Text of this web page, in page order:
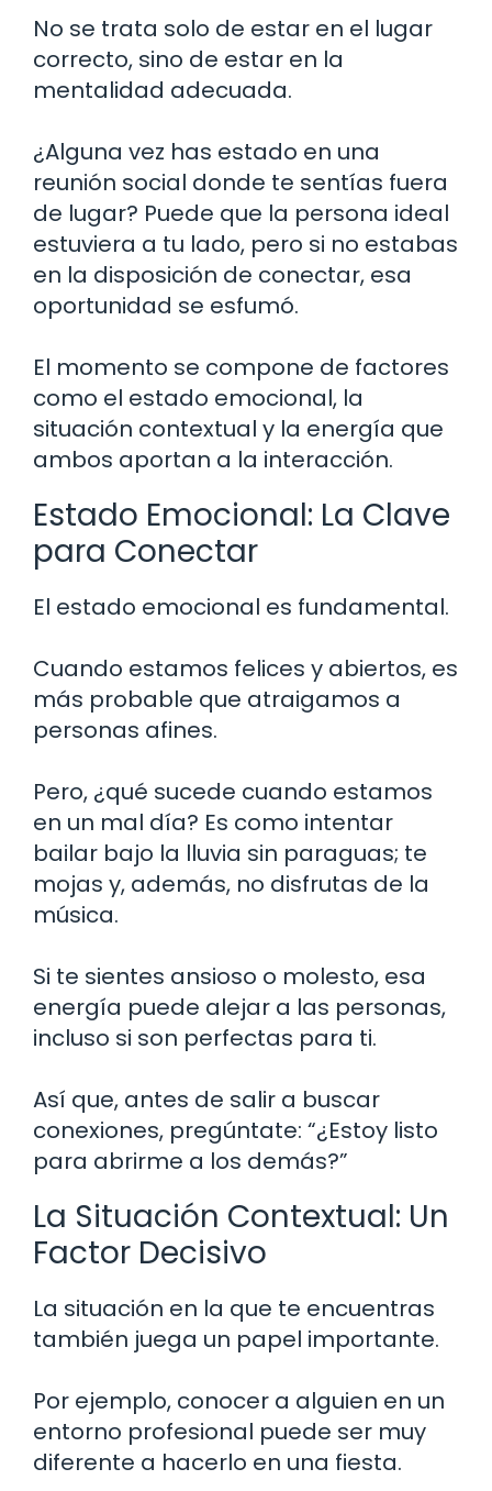
No se trata solo de estar en el lugar
correcto, sino de estar en la
mentalidad adecuada.
¿Alguna vez has estado en una
reunión social donde te sentías fuera
de lugar? Puede que la persona ideal
estuviera a tu lado, pero si no estabas
en la disposición de conectar, esa
oportunidad se esfumó.
El momento se compone de factores
como el estado emocional, la
situación contextual y la energía que
ambos aportan a la interacción.
Estado Emocional: La Clave
para Conectar
El estado emocional es fundamental.
Cuando estamos felices y abiertos, es
más probable que atraigamos a
personas afines.
Pero, ¿qué sucede cuando estamos
en un mal día? Es como intentar
bailar bajo la lluvia sin paraguas; te
mojas y, además, no disfrutas de la
música.
Si te sientes ansioso o molesto, esa
energía puede alejar a las personas,
incluso si son perfectas para ti.
Así que, antes de salir a buscar
conexiones, pregúntate: “¿Estoy listo
para abrirme a los demás?”
La Situación Contextual: Un
Factor Decisivo
La situación en la que te encuentras
también juega un papel importante.
Por ejemplo, conocer a alguien en un
entorno profesional puede ser muy
diferente a hacerlo en una fiesta.